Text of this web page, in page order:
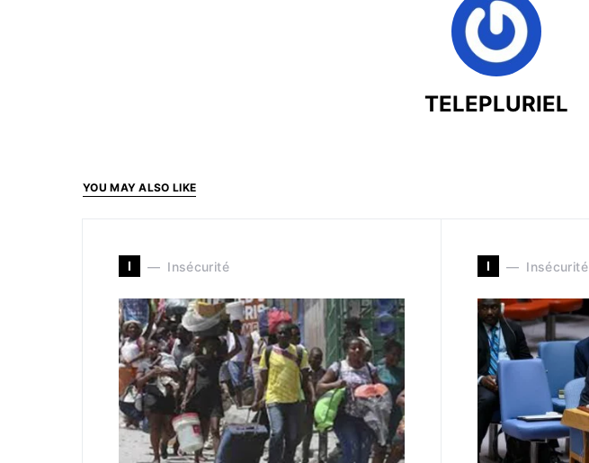
TELEPLURIEL
YOU MAY ALSO LIKE
I Insécurité I Insécurité